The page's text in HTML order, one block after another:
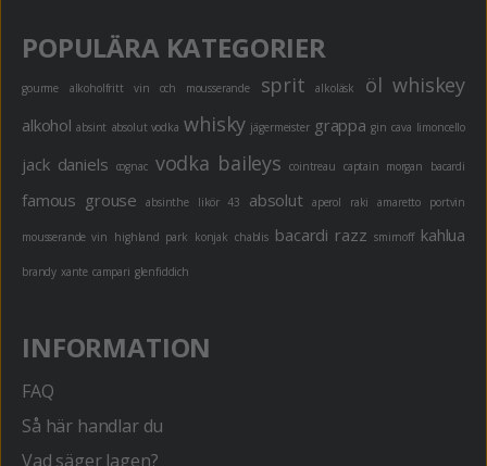
POPULÄRA KATEGORIER
gourme alkoholfritt vin och mousserande sprit alkoläsk öl whiskey
alkohol absint absolut vodka whisky jägermeister grappa gin cava limoncello
jack daniels cognac vodka baileys cointreau captain morgan bacardi
famous grouse absinthe likör 43 absolut aperol raki amaretto portvin
mousserande vin highland park konjak chablis bacardi razz smirnoff kahlua
brandy xante campari glenfiddich
INFORMATION
FAQ
Så här handlar du
Vad säger lagen?